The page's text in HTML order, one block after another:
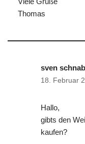
Thomas
sven
18. Februar
Hallo,
gibts den
kaufen?